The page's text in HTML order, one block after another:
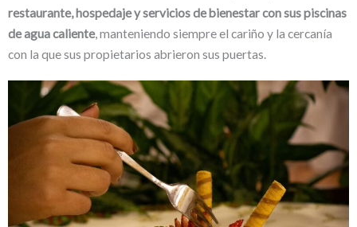
restaurante, hospedaje y servicios de bienestar con sus piscinas
de agua caliente, manteniendo siempre el cariño y la cercanía
con la que sus propietarios abrieron sus puertas.